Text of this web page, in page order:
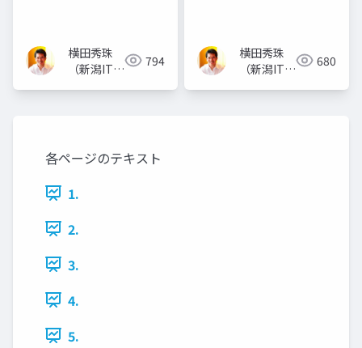
横田秀珠
（新潟ITコ
794
横田秀珠
（新潟ITコ
680
各ページのテキスト
1.
2.
3.
4.
5.